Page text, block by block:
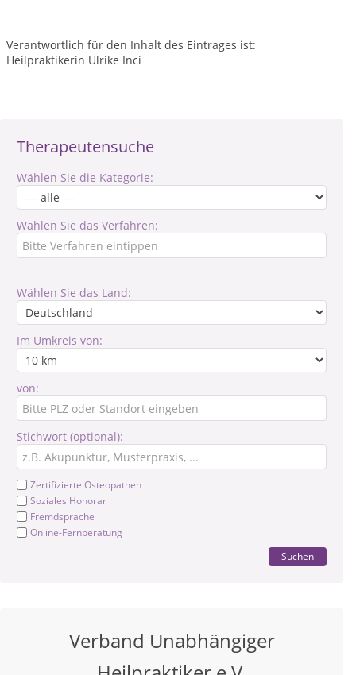
Therapeutensuche
Wählen Sie die Kategorie:
Wählen Sie das Verfahren:
Wählen Sie das Land:
Im Umkreis von:
von:
Stichwort (optional):
Zertifizierte Osteopathen
Soziales Honorar
Fremdsprache
Online-Fernberatung
Suchen
Verband Unabhängiger
Verantwortlich für den Inhalt des Eintrages ist:
Heilpraktikerin Ulrike Inci